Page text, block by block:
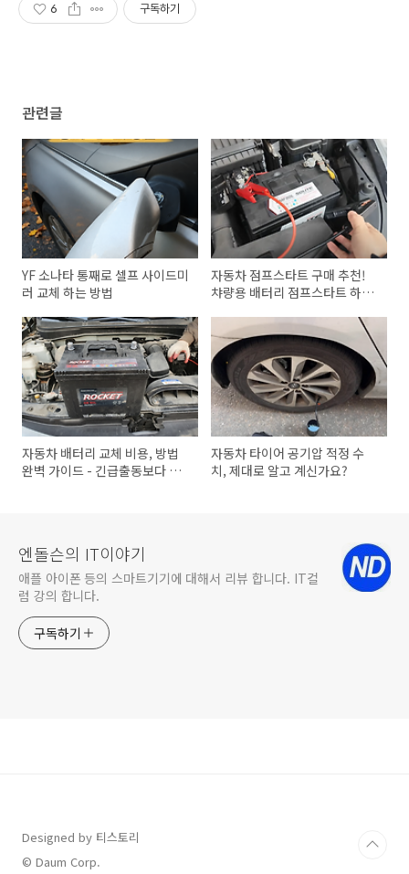
6 구독하기
관련글
YF 소나타 통째로 셀프 사이드미
러 교체 하는 방법
자동차 점프스타트 구매 추천!
챠량용 배터리 점프스타트 하는
자동차 배터리 교체 비용, 방법
완벽 가이드 - 긴급출동보다 경
자동차 타이어 공기압 적정 수
치, 제대로 알고 계신가요?
엔돌슨의 IT이야기
애플 아이폰 등의 스마트기기에 대해서 리뷰 합니다. IT컬
럼 강의 합니다.
구독하기
Designed by 티스토리
© Daum Corp.